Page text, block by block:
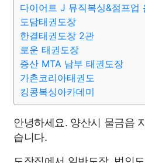
다이어트 J 뮤직복싱&점프업
도담태권도장
한결태권도장 2관
로운 태권도장
증산 MTA 남부 태권도장
가촌코리아태권도
킹콩복싱아카데미
안녕하세요. 양산시 물금읍
습니다.